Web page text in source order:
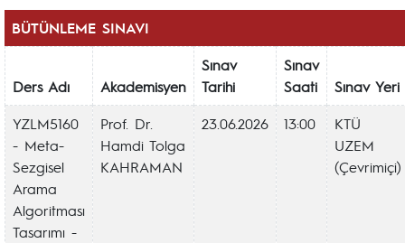
BÜTÜNLEME SINAVI
Ders Adı Akademisyen
Sınav
Tarihi
Sınav
Saati
Sınav Yeri
YZLM5160
- Meta-
Sezgisel
Arama
Algoritması
Tasarımı -
Prof. Dr.
Hamdi Tolga
KAHRAMAN
23.06.2026 13:00
KTÜ
UZEM
(Çevrimiçi)